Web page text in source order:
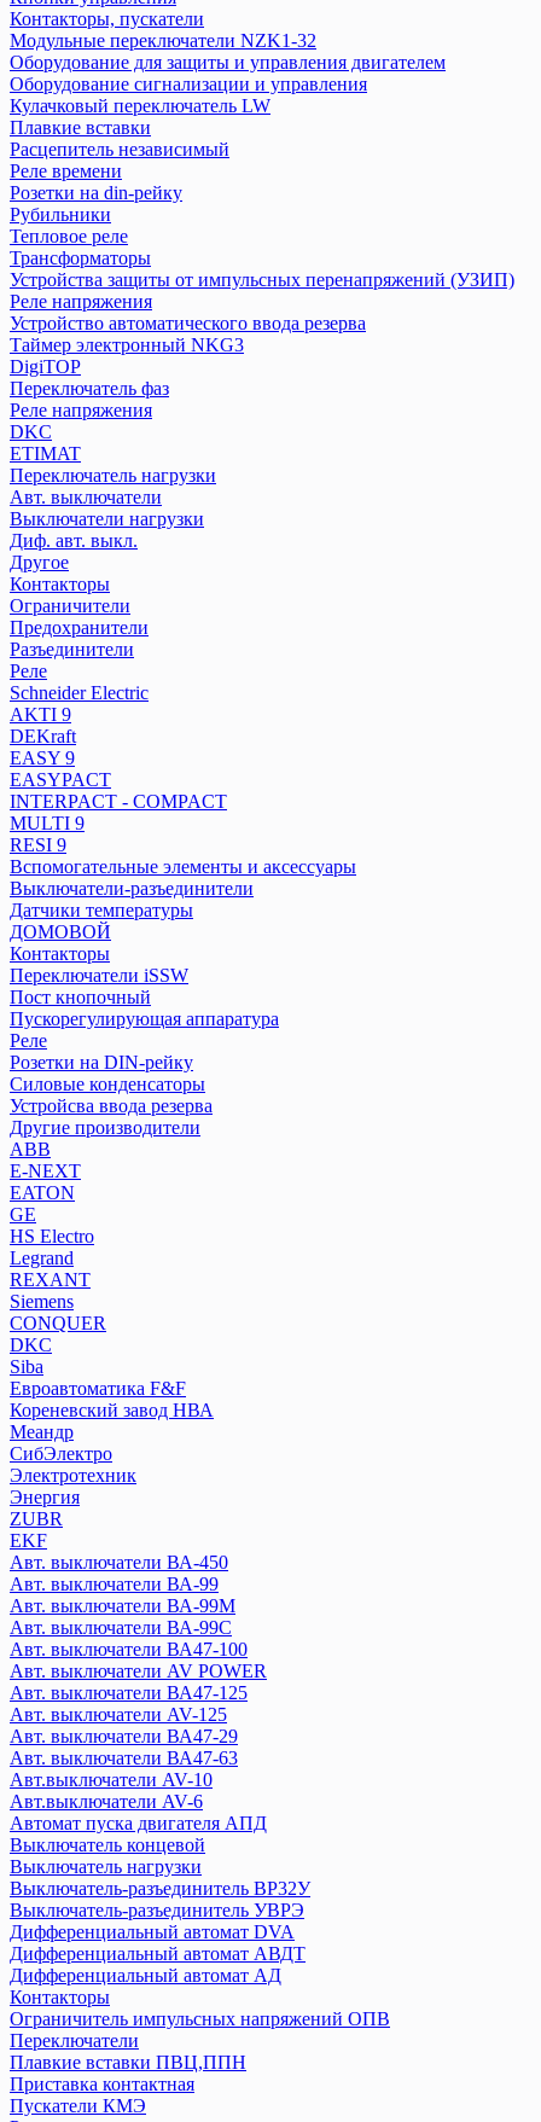
Устройства защиты от импульсных перенапряжений (УЗИП)
Таймер электронный NKG3
Устройство автоматического ввода резерва
DigiTOP
Переключатель фаз
Реле напряжения
DKC
ETIMAT
Переключатель нагрузки
Авт. выключатели
Выключатели нагрузки
Диф. авт. выкл.
Другое
Контакторы
Ограничители
Предохранители
Разъединители
Реле
Schneider Electric
Распред. колодки
AKTI 9
DEKraft
EASY 9
EASYPACT
INTERPACT - COMPACT
MULTI 9
RESI 9
Вспомогательные элементы и аксессуары
Выключатели-разъединители
Датчики температуры
ДОМОВОЙ
Контакторы
Переключатели iSSW
Пост кнопочный
Пускорегулирующая аппаратура
Реле
Розетки на DIN-рейку
Силовые конденсаторы
Устройсва ввода резерва
Другие производители
ABB
E-NEXT
EATON
GE
HS Electro
Legrand
REXANT
Siemens
CONQUER
DKC
Siba
Евроавтоматика F&F
Кореневский завод НВА
Меандр
СибЭлектро
Электротехник
Энергия
ZUBR
EKF
Авт. выключатели ВА-450
Авт. выключатели ВА-99
Авт. выключатели ВА-99М
Авт. выключатели ВА-99С
Авт. выключатели AV POWER
Авт. выключатели ВА47-100
Авт. выключатели AV-125
Авт. выключатели ВА47-125
Авт. выключатели ВА47-29
Авт. выключатели ВА47-63
Авт.выключатели AV-10
Авт.выключатели AV-6
Автомат пуска двигателя АПД
Выключатель концевой
Выключатель нагрузки
Выключатель-разъединитель ВР32У
Выключатель-разъединитель УВРЭ
Контакторы, пускатели
Модульные переключатели NZK1-32
Оборудование для защиты и управления двигателем
Оборудование сигнализации и управления
Кулачковый переключатель LW
Плавкие вставки
Расцепитель независимый
Реле времени
Розетки на din-рейку
Рубильники
Тепловое реле
Трансформаторы
Устройства защиты от импульсных перенапряжений (УЗИП)
Реле напряжения
Устройство автоматического ввода резерва
Таймер электронный NKG3
DigiTOP
Переключатель фаз
Реле напряжения
DKC
ETIMAT
Переключатель нагрузки
Авт. выключатели
Выключатели нагрузки
Диф. авт. выкл.
Другое
Контакторы
Ограничители
Предохранители
Разъединители
Реле
Schneider Electric
AKTI 9
DEKraft
EASY 9
EASYPACT
INTERPACT - COMPACT
MULTI 9
RESI 9
Вспомогательные элементы и аксессуары
Выключатели-разъединители
Датчики температуры
ДОМОВОЙ
Контакторы
Переключатели iSSW
Пост кнопочный
Пускорегулирующая аппаратура
Реле
Розетки на DIN-рейку
Силовые конденсаторы
Устройсва ввода резерва
Другие производители
ABB
E-NEXT
EATON
GE
HS Electro
Legrand
REXANT
Siemens
CONQUER
DKC
Siba
Евроавтоматика F&F
Кореневский завод НВА
Меандр
СибЭлектро
Электротехник
Энергия
ZUBR
EKF
Авт. выключатели ВА-450
Авт. выключатели ВА-99
Авт. выключатели ВА-99М
Авт. выключатели ВА-99С
Авт. выключатели ВА47-100
Авт. выключатели AV POWER
Авт. выключатели ВА47-125
Авт. выключатели AV-125
Авт. выключатели ВА47-29
Авт. выключатели ВА47-63
Авт.выключатели AV-10
Авт.выключатели AV-6
Автомат пуска двигателя АПД
Выключатель концевой
Выключатель нагрузки
Выключатель-разъединитель ВР32У
Выключатель-разъединитель УВРЭ
Дифференциальный автомат DVA
Дифференциальный автомат АВДТ
Дифференциальный автомат АД
Контакторы
Ограничитель импульсных напряжений ОПВ
Переключатели
Плавкие вставки ПВЦ,ППН
Приставка контактная
Пускатели КМЭ